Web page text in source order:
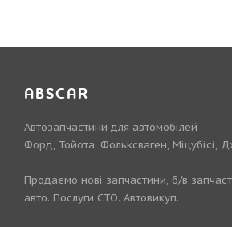
ABSCAR
Автозапчастини для автомобілей
Форд, Тойота, Фольксваген, Міцубісі,
Продаємо нові запчастини, б/в
авто. Послуги СТО. Автовикуп.